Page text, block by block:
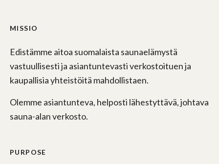
MISSIO
Edistämme aitoa suomalaista saunaelämystä
vastuullisesti ja asiantuntevasti verkostoituen ja
kaupallisia yhteistöitä mahdollistaen.
Olemme asiantunteva, helposti lähestyttävä, johtava
sauna-alan verkosto.
PURPOSE